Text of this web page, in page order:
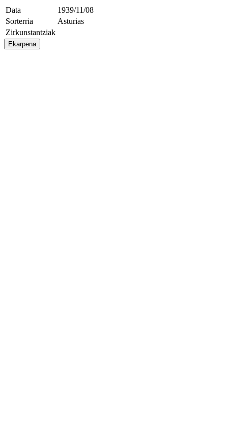
Data
1939/11/08
Sorterria
Asturias
Zirkunstantziak